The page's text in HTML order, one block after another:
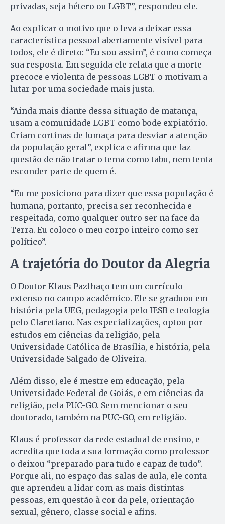
privadas, seja hétero ou LGBT”, respondeu ele.
Ao explicar o motivo que o leva a deixar essa
característica pessoal abertamente visível para
todos, ele é direto: “Eu sou assim”, é como começa
sua resposta. Em seguida ele relata que a morte
precoce e violenta de pessoas LGBT o motivam a
lutar por uma sociedade mais justa.
“Ainda mais diante dessa situação de matança,
usam a comunidade LGBT como bode expiatório.
Criam cortinas de fumaça para desviar a atenção
da população geral”, explica e afirma que faz
questão de não tratar o tema como tabu, nem tenta
esconder parte de quem é.
“Eu me posiciono para dizer que essa população é
humana, portanto, precisa ser reconhecida e
respeitada, como qualquer outro ser na face da
Terra. Eu coloco o meu corpo inteiro como ser
político”.
A trajetória do Doutor da Alegria
O Doutor Klaus Pazlhaço tem um currículo
extenso no campo acadêmico. Ele se graduou em
história pela UEG, pedagogia pelo IESB e teologia
pelo Claretiano. Nas especializações, optou por
estudos em ciências da religião, pela
Universidade Católica de Brasília, e história, pela
Universidade Salgado de Oliveira.
Além disso, ele é mestre em educação, pela
Universidade Federal de Goiás, e em ciências da
religião, pela PUC-GO. Sem mencionar o seu
doutorado, também na PUC-GO, em religião.
Klaus é professor da rede estadual de ensino, e
acredita que toda a sua formação como professor
o deixou “preparado para tudo e capaz de tudo”.
Porque ali, no espaço das salas de aula, ele conta
que aprendeu a lidar com as mais distintas
pessoas, em questão à cor da pele, orientação
sexual, gênero, classe social e afins.